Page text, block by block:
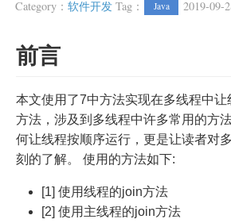
Category ：软件开发 Tag ： Java 2019-09-
前言
本文使用了7中方法实现在多线程中让
方法，涉及到多线程中许多常用的方
何让线程按顺序运行，更是让读者对
刻的了解。 使用的方法如下:
[1] 使用线程的join方法
[2] 使用主线程的join方法